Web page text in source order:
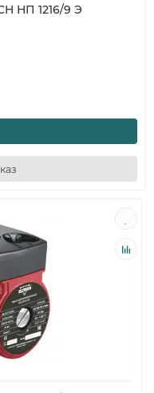
НП 1216/9 Э